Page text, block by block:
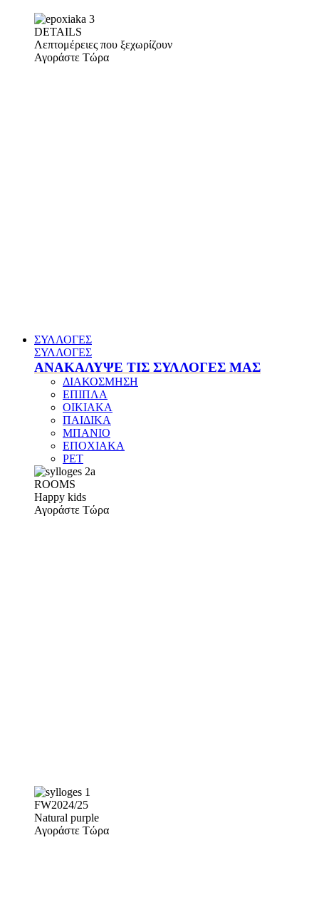
DETAILS
Λεπτομέρειες που ξεχωρίζουν
Αγοράστε Τώρα
ΣΥΛΛΟΓΕΣ
ΣΥΛΛΟΓΕΣ
ΑΝΑΚΑΛΥΨΕ ΤΙΣ ΣΥΛΛΟΓΕΣ ΜΑΣ
ΔΙΑΚΟΣΜΗΣΗ
ΕΠΙΠΛΑ
ΟΙΚΙΑΚΑ
ΠΑΙΔΙΚΑ
ΜΠΑΝΙΟ
ΕΠΟΧΙΑΚΑ
PET
ROOMS
Happy kids
Αγοράστε Τώρα
FW2024/25
Natural purple
Αγοράστε Τώρα